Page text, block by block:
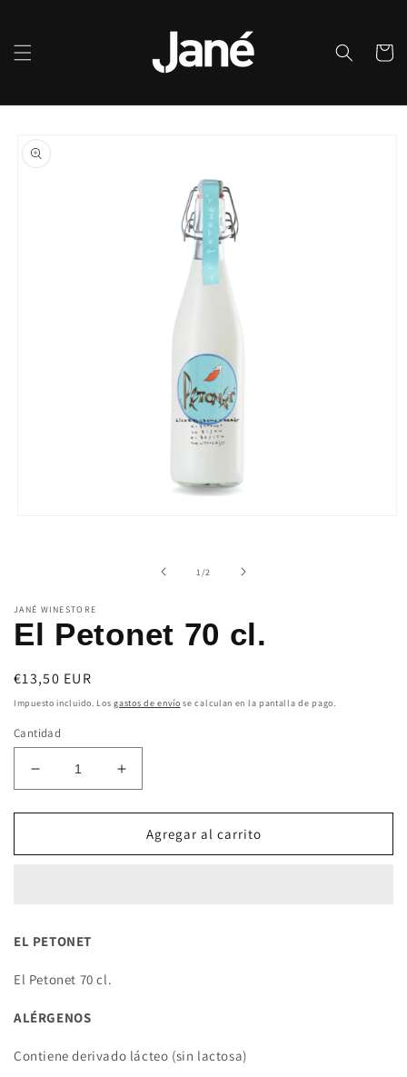
Carrito
a la
información
ventana
1 /de2
JANÉ WINESTORE
El Petonet 70 cl.
Precio
habitual
€13,50 EUR
Impuesto incluido. Losgastos de envío se calculan en la pantalla de pago.
Cantidad
Reducir
cantidad
para
Petonet
Aumentar
cantidad
para
Petonet
Agregar al carrito
EL PETONET
El Petonet 70 cl.
ALÉRGENOS
Contiene derivado lácteo (sin lactosa)